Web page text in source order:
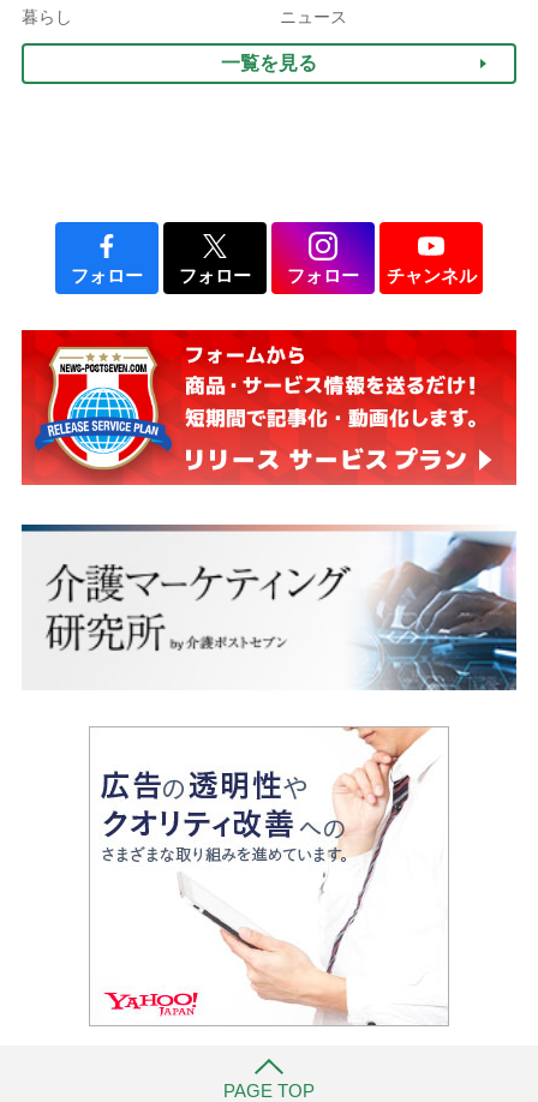
10年以上続くことも…3つ
のフェーズに分けて考えて
みよう」【社会福祉士解
暮らし
3つの着こなし法則
ニュース
一覧を見る
フォロー フォロー フォロー チャンネル
PAGE TOP